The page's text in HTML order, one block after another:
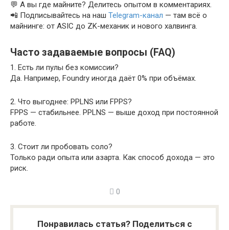
💬 А вы где майните? Делитесь опытом в комментариях.
📲 Подписывайтесь на наш Telegram-канал — там всё о
майнинге: от ASIC до ZK-механик и нового халвинга.
Часто задаваемые вопросы (FAQ)
1. Есть ли пулы без комиссии?
Да. Например, Foundry иногда даёт 0% при объёмах.
2. Что выгоднее: PPLNS или FPPS?
FPPS — стабильнее. PPLNS — выше доход при постоянной
работе.
3. Стоит ли пробовать соло?
Только ради опыта или азарта. Как способ дохода — это
риск.
0
Понравилась статья? Поделиться с